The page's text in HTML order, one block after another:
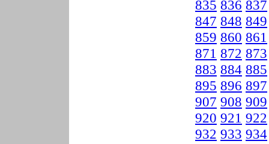
835 836 837
847 848 849
859 860 861
871 872 873
883 884 885
895 896 897
907 908 909
920 921 922
932 933 934